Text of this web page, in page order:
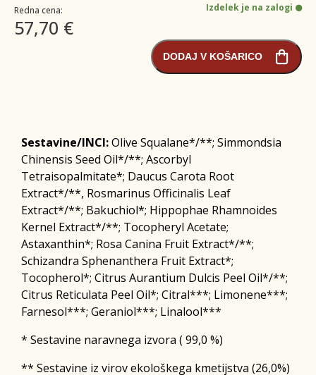
Redna cena:
57,70 €
Izdelek je na zalogi
DODAJ V KOŠARICO
Sestavine/INCI:Olive Squalane*/**; Simmondsia
Chinensis Seed Oil*/**; Ascorbyl
Tetraisopalmitate*; Daucus Carota Root
Extract*/**, Rosmarinus Officinalis Leaf
Extract*/**; Bakuchiol*; Hippophae Rhamnoides
Kernel Extract*/**; Tocopheryl Acetate;
Astaxanthin*; Rosa Canina Fruit Extract*/**;
Schizandra Sphenanthera Fruit Extract*;
Tocopherol*; Citrus Aurantium Dulcis Peel Oil*/**;
Citrus Reticulata Peel Oil*; Citral***; Limonene***;
Farnesol***; Geraniol***; Linalool***
* Sestavine naravnega izvora ( 99,0 %)
** Sestavine iz virov ekološkega kmetijstva (26,0%)